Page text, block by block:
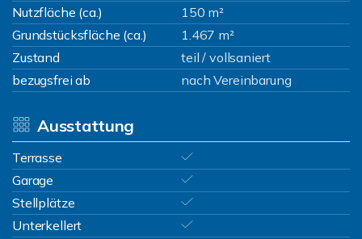
Nutzfläche (ca.)
150 m²
Grundstücksfläche (ca.)
1.467 m²
Zustand
teil / vollsaniert
bezugsfrei ab
nach Vereinbarung
Ausstattung
Terrasse
Garage
Stellplätze
Unterkellert